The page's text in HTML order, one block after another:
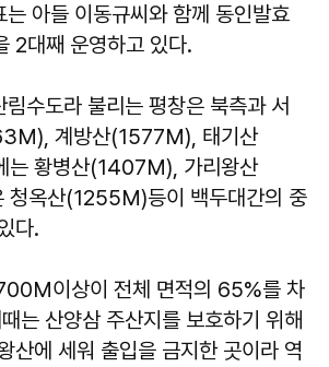
는 아들 이동규씨와 함께 동인발효
2대째 운영하고 있다.
수도라 불리는 평창은 북측과 서
계방산(1577M), 태기산
는 황병산(1407M), 가리왕산
옥산(1255M)등이 백두대간의 중
다.
이상이 전체 면적의 65%를 차
는 산양삼 주산지를 보호하기 위해
산에 세워 출입을 금지한 곳이라 역